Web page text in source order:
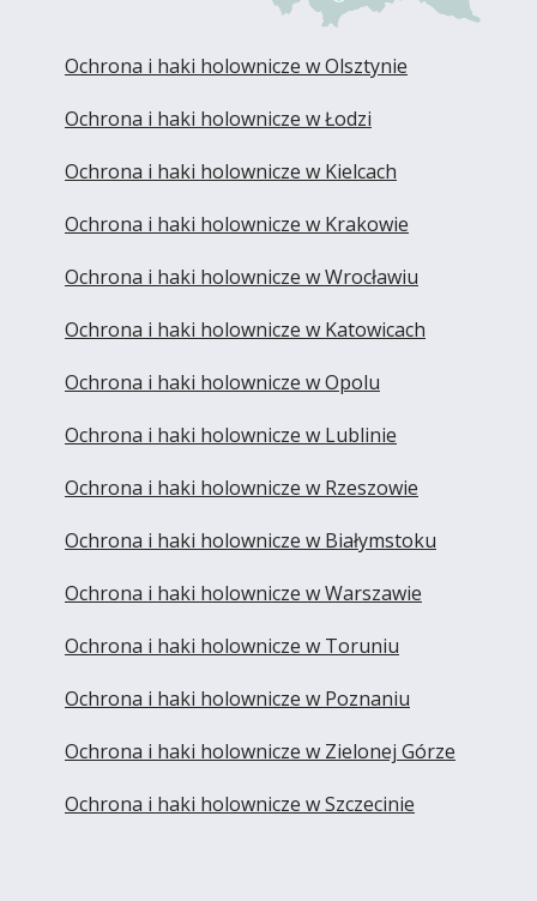
Ochrona i haki holownicze w Olsztynie
Ochrona i haki holownicze w Łodzi
Ochrona i haki holownicze w Kielcach
Ochrona i haki holownicze w Krakowie
Ochrona i haki holownicze w Wrocławiu
Ochrona i haki holownicze w Katowicach
Ochrona i haki holownicze w Opolu
Ochrona i haki holownicze w Lublinie
Ochrona i haki holownicze w Rzeszowie
Ochrona i haki holownicze w Białymstoku
Ochrona i haki holownicze w Warszawie
Ochrona i haki holownicze w Toruniu
Ochrona i haki holownicze w Poznaniu
Ochrona i haki holownicze w Zielonej Górze
Ochrona i haki holownicze w Szczecinie